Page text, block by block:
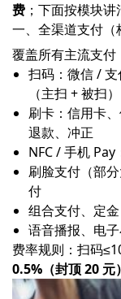
费 ；下面按模块
一、全渠道支付（
覆盖所有主流支付
扫码：微信 /
（主扫 + 被扫）
刷卡：信用卡
退款、冲正
NFC / 手机
刷脸支付（部
付
组合支付、定
语音播报、电
费率规则：扫码
0.5%（封顶 20 元）